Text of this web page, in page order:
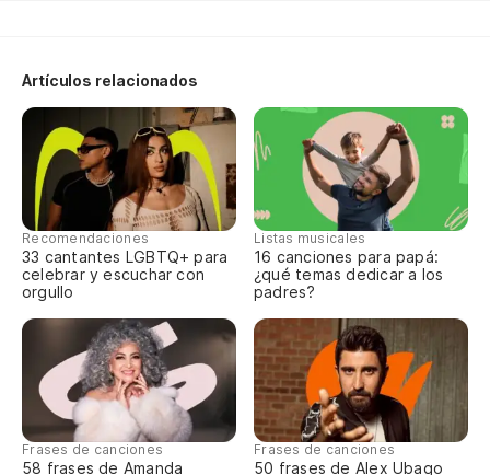
Artículos relacionados
Recomendaciones
33 cantantes LGBTQ+ para
celebrar y escuchar con
orgullo
Listas musicales
16 canciones para papá:
¿qué temas dedicar a los
padres?
Frases de canciones
58 frases de Amanda
Frases de canciones
50 frases de Alex Ubago